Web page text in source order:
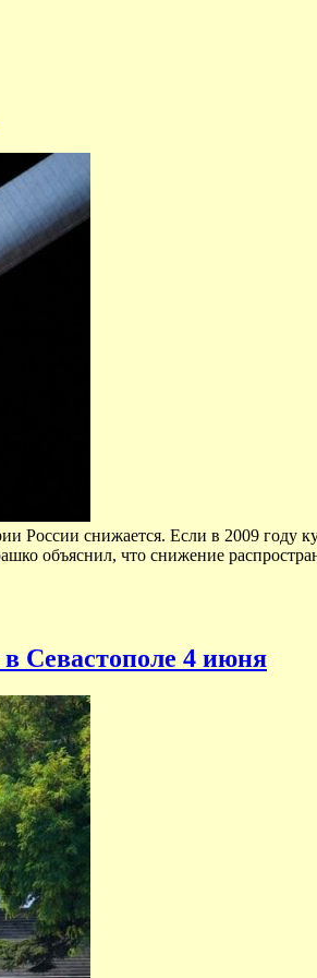
России снижается. Если в 2009 году
объяснил, что снижение
Севастополе 4 июня